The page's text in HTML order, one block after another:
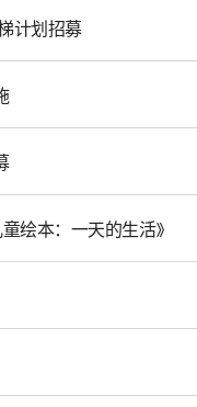
计划招募
绘本：一天的生活》